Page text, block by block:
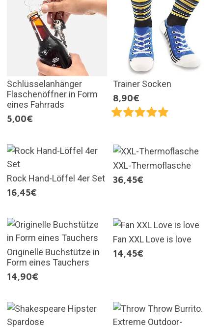
Schlüsselanhänger
Flaschenöffner in Form
eines Fahrrads
5,00€
Trainer Socken
8,90€
Rock Hand-Löffel 4er Set
16,45€
XXL-Thermoflasche
36,45€
Originelle Buchstütze in
Form eines Tauchers
14,90€
Fan XXL Love is love
14,45€